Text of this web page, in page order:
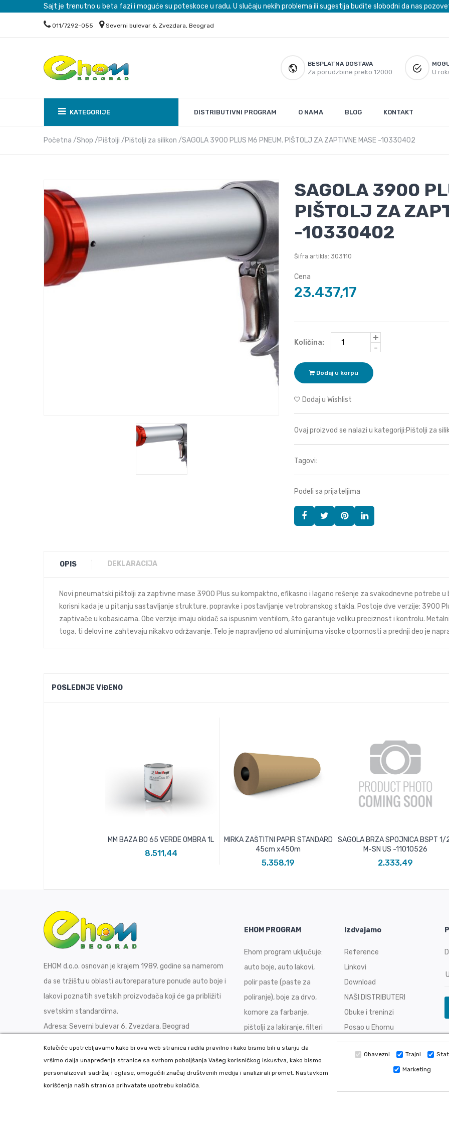
Sajt je trenutno u beta fazi i moguće su poteskoce u radu. U slučaju nekih problema ili sugestija budite slobodni da nas
011/7292-055 Severni bulevar 6, Zvezdara, Beograd
BESPLATNA DOSTAVA
Za porudzbine preko 12000 U
KATEGORIJE DISTRIBUTIVNI PROGRAM O NAMA BLOG KONTAKT
Početna Shop Pištolji Pištolji za silikon SAGOLA 3900 PLUS M6 PNEUM. PIŠTOLJ ZA ZAPTIVNE MASE -10330402
SAGOLA 3900
PIŠTOLJ ZA
-10330402
Šifra artikla: 303110
Cena
23.437,17
Količina:
+
-
Dodaj u korpu
Dodaj u Wishlist
Ovaj proizvod se nalazi u kategoriji:Pištolji za
Tagovi:
Podeli sa prijateljima
OPIS DEKLARACIJA
Novi pneumatski pištolji za zaptivne mase 3900 Plus su kompaktno, efikasno i lagano rešenje za svakodnevne potrebe
korisni kada je u pitanju sastavljanje strukture, popravke i postavljanje vetrobranskog stakla. Postoje dve verzije: 3900
zaptivače u kobasicama. Obe verzije imaju okidač sa ispusnim ventilom, što garantuje veliku preciznost i kontrolu.
toga, ti delovi ne zahtevaju nikakvo održavanje. Telo je napravljeno od aluminijuma visoke otpornosti a prednji deo je
POSLEDNJE VIĐENO
MM BAZA BO 65 VERDE OMBRA 1L
8.511,44
MIRKA ZAŠTITNI PAPIR STANDARD
45cm x450m
5.358,19
SAGOLA BRZA SPOJNICA BSPT 1/
M-SN US -11010526
2.333,49
EHOM d.o.o. osnovan je krajem 1989. godine sa namerom
da se tržištu u oblasti autoreparature ponude auto boje i
lakovi poznatih svetskih proizvođača koji će ga približiti
svetskim standardima.
Adresa: Severni bulevar 6, Zvezdara, Beograd
Email:
office@ehom.co.rs
Kontaktirajte nas
EHOM PROGRAM
Ehom program uključuje:
auto boje, auto lakovi,
polir paste (paste za
poliranje), boje za drvo,
komore za farbanje,
pištolji za lakiranje, filteri
Izdvajamo
Reference
Linkovi
Download
NAŠI DISTRIBUTERI
Obuke i treninzi
Posao u Ehomu
Kolačiće upotrebljavamo kako bi ova web stranica radila pravilno i kako bismo bili u stanju da
vršimo dalja unapređenja stranice sa svrhom poboljšanja Vašeg korisničkog iskustva, kako bismo
personalizovali sadržaj i oglase, omogućili značaj društvenih medija i analizirali promet. Nastavkom
korišćenja naših stranica prihvatate upotrebu kolačića.
Obavezni Trajni
Marketing